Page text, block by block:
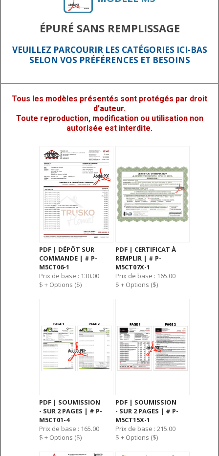
ÉPURÉ SANS REMPLISSAGE
VEUILLEZ PARCOURIR LES CATÉGORIES ICI-BAS
SELON VOS PRÉFÉRENCES ET BESOINS
Tous les modèles présentés sont protégés par droit
d’auteur.
Toute reproduction, modification ou utilisation non
autorisée est interdite.
PDF | DÉPÔT SUR
COMMANDE | # P-
M5CT06-1
Prix de base : 130.00
$ + Options ($)
PDF | CERTIFICAT À
REMPLIR | # P-
M5CT07X-1
Prix de base : 165.00
$ + Options ($)
PDF | SOUMISSION
- SUR 2 PAGES | # P-
M5CT01-4
Prix de base : 165.00
$ + Options ($)
PDF | SOUMISSION
- SUR 2 PAGES | # P-
M5CT15X-1
Prix de base : 215.00
$ + Options ($)